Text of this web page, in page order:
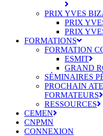
PRIX YVES
PRIX
PRIX
FORMATIONS
FORMATION
ESMIT
GRAND
SÉMINAIRES
PROCHAIN
FORMATEURS
RESSOURCES
CEMEN
CNPMN
CONNEXION